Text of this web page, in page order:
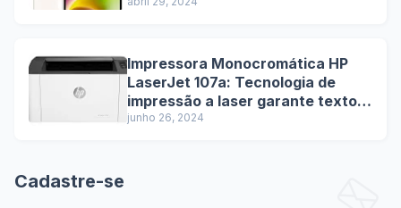
Impressora Monocromática HP
LaserJet 107a: Tecnologia de
impressão a laser garante textos
nítidos e de alta qualidade.
junho 26, 2024
Cadastre-se